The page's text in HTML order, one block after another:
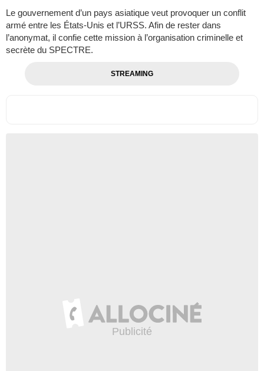
Le gouvernement d’un pays asiatique veut provoquer un conflit
armé entre les États-Unis et l’URSS. Afin de rester dans
l’anonymat, il confie cette mission à l’organisation criminelle et
secrète du SPECTRE.
STREAMING